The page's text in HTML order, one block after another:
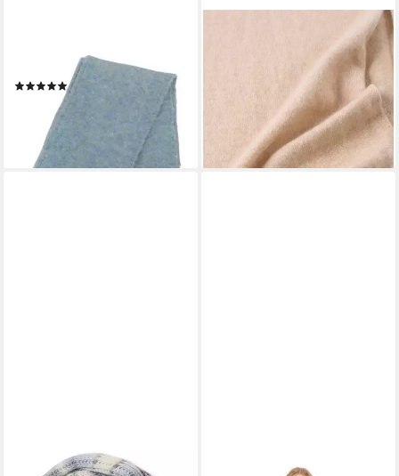
optimalem Tragekomfort
(8)
ab 34,99 €
lieferbar - in 1-2 Werktagen bei dir
Strickschal Jerseystrick
lieferbar - in 3-4 Werktagen bei dir